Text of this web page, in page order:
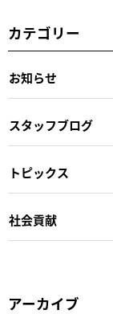
カテゴリー
お知らせ
スタッフブログ
トピックス
社会貢献
アーカイブ